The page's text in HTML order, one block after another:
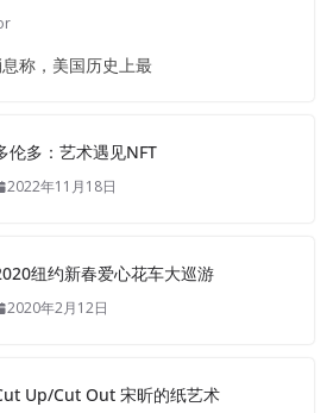
称，美国历史上最
伦多：艺术遇见NFT
2022年11月18日
纽约新春爱心花车大巡游
2020年2月12日
Up/Cut Out 宋昕的纸艺术